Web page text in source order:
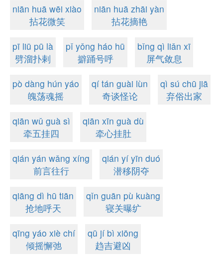
niān huā wēi xiào
拈花微笑
niān huā zhāi yàn
拈花摘艳
pī liū pū là
劈溜扑剌
pǐ yǒng háo hū
擗踊号呼
bǐng qì liǎn xī
屏气敛息
pò dàng hún yáo
魄荡魂摇
qí tán guài lùn
奇谈怪论
qì sú chū jiā
弃俗出家
qiān wǔ guà sì
牵五挂四
qiān xīn guà dù
牵心挂肚
qián yán wǎng xíng
前言往行
qián yí yīn duó
潜移阴夺
qiāng dì hū tiān
抢地呼天
qǐn guān pù kuàng
寝关曝纩
qīng yáo xiè chí
倾摇懈弛
qū jí bì xiōng
趋吉避凶